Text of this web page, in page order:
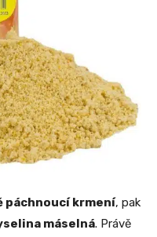
páchnoucí krmení, pak
máselná. Právě